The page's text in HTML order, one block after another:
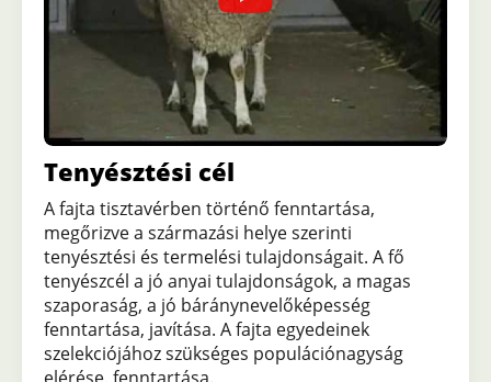
Tenyésztési cél
A fajta tisztavérben történő fenntartása,
megőrizve a származási helye szerinti
tenyésztési és termelési tulajdonságait. A fő
tenyészcél a jó anyai tulajdonságok, a magas
szaporaság, a jó báránynevelőképesség
fenntartása, javítása. A fajta egyedeinek
szelekciójához szükséges populációnagyság